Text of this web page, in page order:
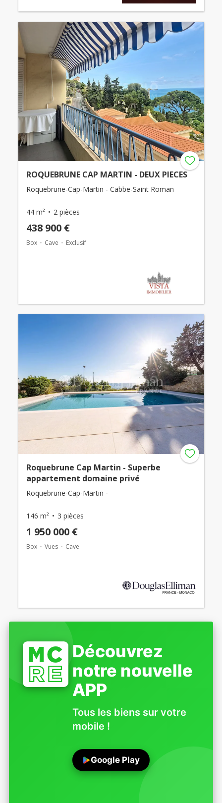
ROQUEBRUNE CAP MARTIN - DEUX PIECES
Roquebrune-Cap-Martin - Cabbe-Saint Roman
44 m² 2 pièces
438 900 €
Box Cave Exclusif
Roquebrune Cap Martin - Superbe
appartement domaine privé
Roquebrune-Cap-Martin -
146 m² 3 pièces
1 950 000 €
Box Vues Cave
Découvrez
notre nouvelle
APP
Tous les biens sur votre
mobile !
Google Play